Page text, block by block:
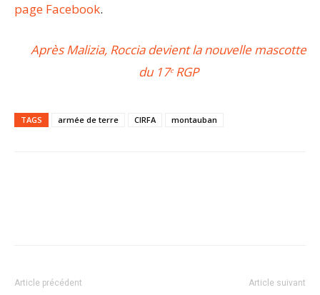
page Facebook.
Après Malizia, Roccia devient la nouvelle mascotte
du 17ᵉ RGP
TAGS armée de terre CIRFA montauban
Article précédent Article suivant